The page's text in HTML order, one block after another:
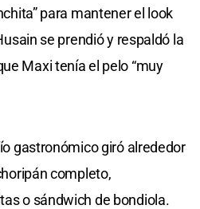
para mantener el look
se prendió y respaldó la
Maxi tenía el pelo “muy
gastronómico giró alrededor
completo,
o sándwich de bondiola.